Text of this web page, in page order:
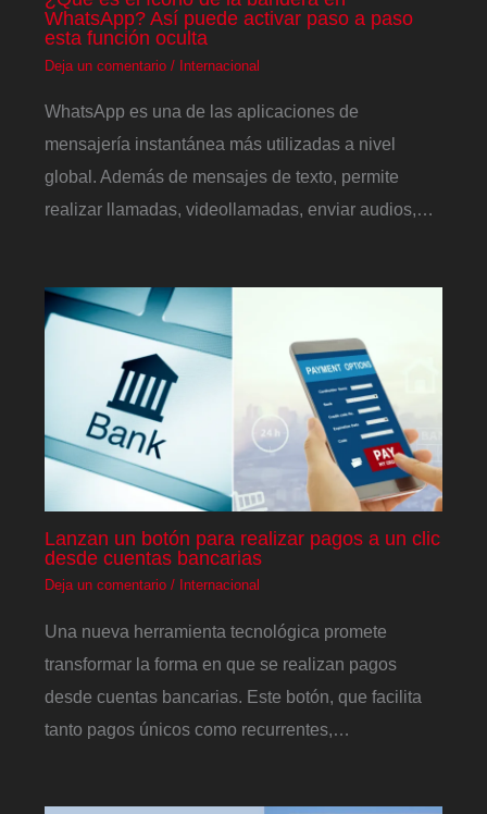
WhatsApp? Así puede activar paso a paso
esta función oculta
Deja un comentario / Internacional
WhatsApp es una de las aplicaciones de
mensajería instantánea más utilizadas a nivel
global. Además de mensajes de texto, permite
realizar llamadas, videollamadas, enviar audios,…
Lanzan un botón para realizar pagos a un clic
desde cuentas bancarias
Deja un comentario / Internacional
Una nueva herramienta tecnológica promete
transformar la forma en que se realizan pagos
desde cuentas bancarias. Este botón, que facilita
tanto pagos únicos como recurrentes,…